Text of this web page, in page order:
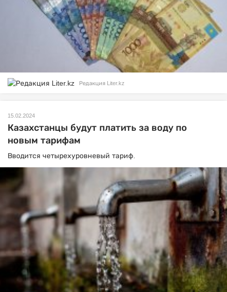
Редакция Liter.kz
15.02.2024
Казахстанцы будут платить за воду по
новым тарифам
Вводится четырехуровневый тариф.